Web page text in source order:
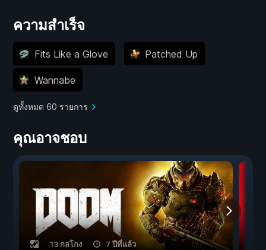
ความสำเร็จ
Fits Like a Glove Patched Up
Wannabe
ดูทั้งหมด 60 รายการ
คุณอาจชอบ
13 กลโกง 7 ปีที่แล้ว